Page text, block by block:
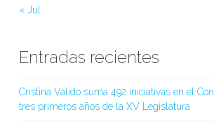
« Jul
Entradas recientes
Cristina Valido suma 492 iniciativas en el
tres primeros años de la XV Legislatura